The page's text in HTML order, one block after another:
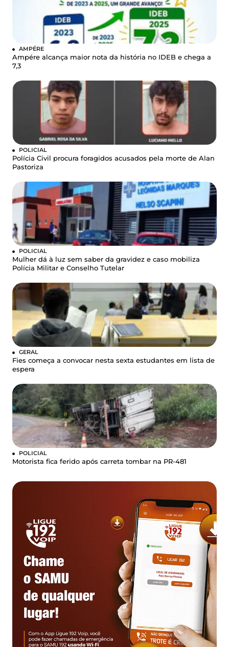
AMPÉRE
Ampére alcança maior nota da história no IDEB e chega a
7,3
POLICIAL
Polícia Civil procura foragidos acusados pela morte de Alan
Pastoriza
POLICIAL
Mulher dá à luz sem saber da gravidez e caso mobiliza
Polícia Militar e Conselho Tutelar
GERAL
Fies começa a convocar nesta sexta estudantes em lista de
espera
POLICIAL
Motorista fica ferido após carreta tombar na PR-481